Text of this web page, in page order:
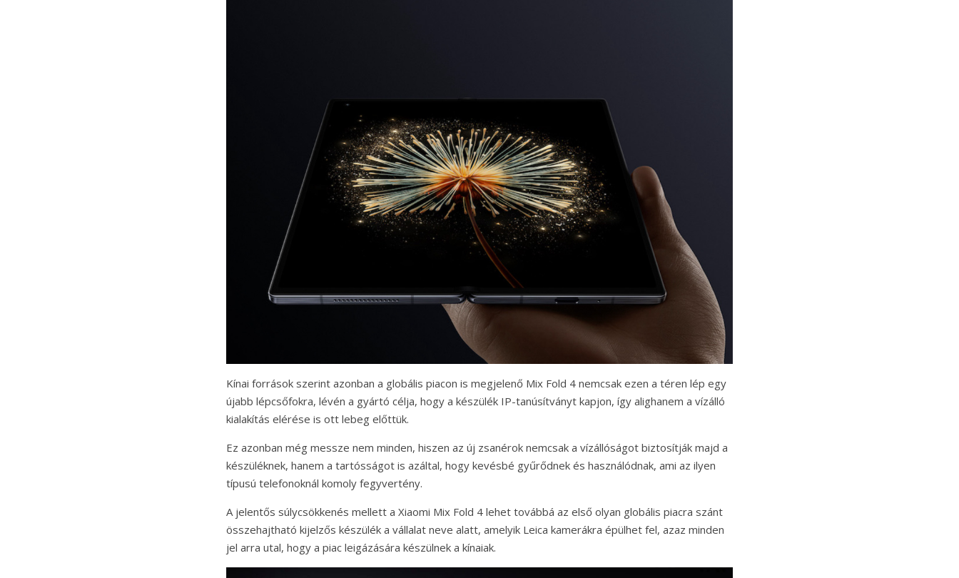
Kínai források szerint azonban a globális piacon is megjelenő Mix Fold 4 nemcsak ezen a téren lép egy
újabb lépcsőfokra, lévén a gyártó célja, hogy a készülék IP-tanúsítványt kapjon, így alighanem a vízálló
kialakítás elérése is ott lebeg előttük.
Ez azonban még messze nem minden, hiszen az új zsanérok nemcsak a vízállóságot biztosítják majd a
készüléknek, hanem a tartósságot is azáltal, hogy kevésbé gyűrődnek és használódnak, ami az ilyen
típusú telefonoknál komoly fegyvertény.
A jelentős súlycsökkenés mellett a Xiaomi Mix Fold 4 lehet továbbá az első olyan globális piacra szánt
összehajtható kijelzős készülék a vállalat neve alatt, amelyik Leica kamerákra épülhet fel, azaz minden
jel arra utal, hogy a piac leigázására készülnek a kínaiak.